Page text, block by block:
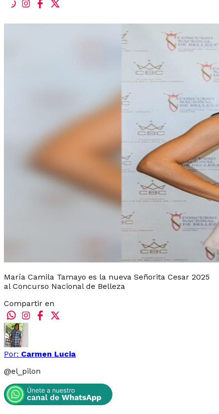
María Camila Tamayo es la nueva Señorita Cesar 2025
al Concurso Nacional de Belleza
Compartir en
Por: Carmen Lucia
@el_pilon